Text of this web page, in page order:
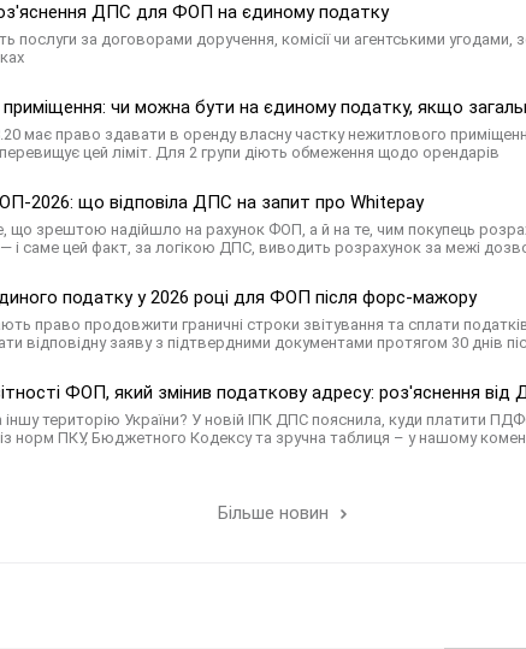
ДПС для ФОП на єдиному податку
послуги за договорами доручення, комісії чи агентськими угодами,
чи можна бути на єдиному податку, якщо
має право здавати в оренду власну частку нежитлового
цей ліміт. Для 2 групи діють обмеження щодо орендарів
2026: що відповіла ДПС на запит про Whitepay
що зрештою надійшло на рахунок ФОП, а й на те, чим покупець
саме цей факт, за логікою ДПС, виводить розрахунок за межі
податку у 2026 році для ФОП після форс-мажору
право продовжити граничні строки звітування та сплати
відповідну заяву з підтвердними документами протягом 30 днів
ФОП, який змінив податкову адресу: роз'яснення
територію України? У новій ІПК ДПС пояснила, куди платити
норм ПКУ, Бюджетного Кодексу та зручна таблиця – у нашому
Більше новин